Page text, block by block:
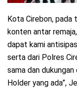
Kota Cirebon, pada
konten antar
dapat kami
serta dari Polres
sama dan
Holder yang ada”,